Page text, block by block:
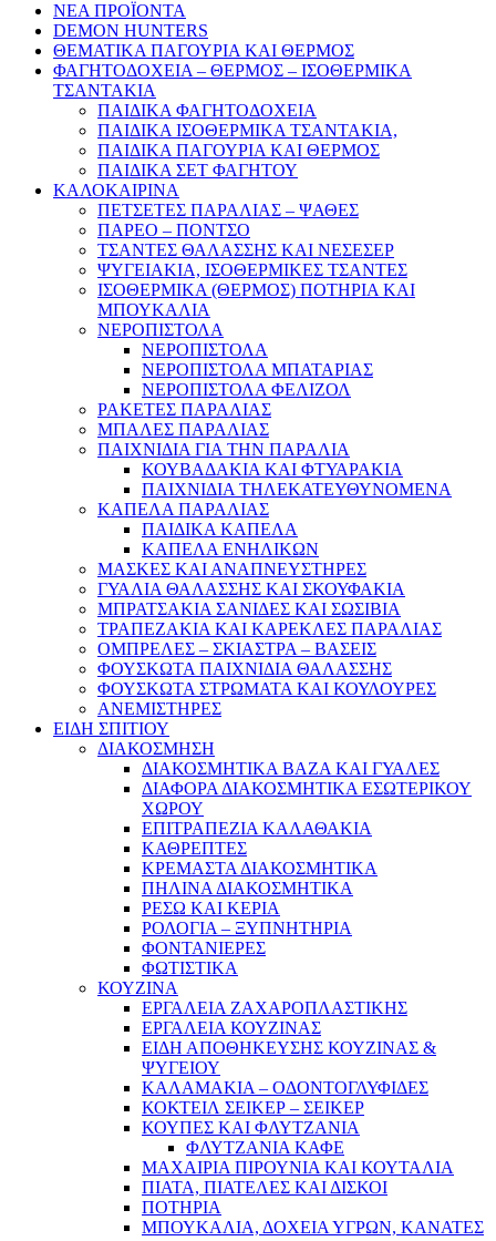
ΝΕΑ ΠΡΟΪΟΝΤΑ
DEMON HUNTERS
ΘΕΜΑΤΙΚΑ ΠΑΓΟΥΡΙΑ ΚΑΙ ΘΕΡΜΟΣ
ΦΑΓΗΤΟΔΟΧΕΙΑ – ΘΕΡΜΟΣ – ΙΣΟΘΕΡΜΙΚΑ
ΤΣΑΝΤΑΚΙΑ
ΠΑΙΔΙΚΑ ΦΑΓΗΤΟΔΟΧΕΙΑ
ΠΑΙΔΙΚΑ ΙΣΟΘΕΡΜΙΚΑ ΤΣΑΝΤΑΚΙΑ,
ΠΑΙΔΙΚΑ ΠΑΓΟΥΡΙΑ ΚΑΙ ΘΕΡΜΟΣ
ΠΑΙΔΙΚΑ ΣΕΤ ΦΑΓΗΤΟΥ
ΚΑΛΟΚΑΙΡΙΝΑ
ΠΕΤΣΕΤΕΣ ΠΑΡΑΛΙΑΣ – ΨΑΘΕΣ
ΠΑΡΕΟ – ΠΟΝΤΣΟ
ΤΣΑΝΤΕΣ ΘΑΛΑΣΣΗΣ ΚΑΙ ΝΕΣΕΣΕΡ
ΨΥΓΕΙΑΚΙΑ, ΙΣΟΘΕΡΜΙΚΕΣ ΤΣΑΝΤΕΣ
ΙΣΟΘΕΡΜΙΚΑ (ΘΕΡΜΟΣ) ΠΟΤΗΡΙΑ ΚΑΙ
ΜΠΟΥΚΑΛΙΑ
ΝΕΡΟΠΙΣΤΟΛΑ
ΝΕΡΟΠΙΣΤΟΛΑ
ΝΕΡΟΠΙΣΤΟΛΑ ΜΠΑΤΑΡΙΑΣ
ΝΕΡΟΠΙΣΤΟΛΑ ΦΕΛΙΖΟΛ
ΡΑΚΕΤΕΣ ΠΑΡΑΛΙΑΣ
ΜΠΑΛΕΣ ΠΑΡΑΛΙΑΣ
ΠΑΙΧΝΙΔΙΑ ΓΙΑ ΤΗΝ ΠΑΡΑΛΙΑ
ΚΟΥΒΑΔΑΚΙΑ ΚΑΙ ΦΤΥΑΡΑΚΙΑ
ΠΑΙΧΝΙΔΙΑ ΤΗΛΕΚΑΤΕΥΘΥΝΟΜΕΝΑ
ΚΑΠΕΛΑ ΠΑΡΑΛΙΑΣ
ΠΑΙΔΙΚΑ ΚΑΠΕΛΑ
ΚΑΠΕΛΑ ΕΝΗΛΙΚΩΝ
ΜΑΣΚΕΣ ΚΑΙ ΑΝΑΠΝΕΥΣΤΗΡΕΣ
ΓΥΑΛΙΑ ΘΑΛΑΣΣΗΣ ΚΑΙ ΣΚΟΥΦΑΚΙΑ
ΜΠΡΑΤΣΑΚΙΑ ΣΑΝΙΔΕΣ ΚΑΙ ΣΩΣΙΒΙΑ
ΤΡΑΠΕΖΑΚΙΑ ΚΑΙ ΚΑΡΕΚΛΕΣ ΠΑΡΑΛΙΑΣ
ΟΜΠΡΕΛΕΣ – ΣΚΙΑΣΤΡΑ – ΒΑΣΕΙΣ
ΦΟΥΣΚΩΤΑ ΠΑΙΧΝΙΔΙΑ ΘΑΛΑΣΣΗΣ
ΦΟΥΣΚΩΤΑ ΣΤΡΩΜΑΤΑ ΚΑΙ ΚΟΥΛΟΥΡΕΣ
ΑΝΕΜΙΣΤΗΡΕΣ
ΕΙΔΗ ΣΠΙΤΙΟΥ
ΔΙΑΚΟΣΜΗΣΗ
ΔΙΑΚΟΣΜΗΤΙΚΑ ΒΑΖΑ ΚΑΙ ΓΥΑΛΕΣ
ΔΙΑΦΟΡΑ ΔΙΑΚΟΣΜΗΤΙΚΑ ΕΣΩΤΕΡΙΚΟΥ
ΧΩΡΟΥ
ΕΠΙΤΡΑΠΕΖΙΑ ΚΑΛΑΘΑΚΙΑ
ΚΑΘΡΕΠΤΕΣ
ΚΡΕΜΑΣΤΑ ΔΙΑΚΟΣΜΗΤΙΚΑ
ΠΗΛΙΝΑ ΔΙΑΚΟΣΜΗΤΙΚΑ
ΡΕΣΩ ΚΑΙ ΚΕΡΙΑ
ΡΟΛΟΓΙΑ – ΞΥΠΝΗΤΗΡΙΑ
ΦΟΝΤΑΝΙΕΡΕΣ
ΦΩΤΙΣΤΙΚΑ
ΚΟΥΖΙΝΑ
ΕΡΓΑΛΕΙΑ ΖΑΧΑΡΟΠΛΑΣΤΙΚΗΣ
ΕΡΓΑΛΕΙΑ ΚΟΥΖΙΝΑΣ
ΕΙΔΗ ΑΠΟΘΗΚΕΥΣΗΣ ΚΟΥΖΙΝΑΣ &
ΨΥΓΕΙΟΥ
ΚΑΛΑΜΑΚΙΑ – ΟΔΟΝΤΟΓΛΥΦΙΔΕΣ
ΚΟΚΤΕΙΛ ΣΕΙΚΕΡ – ΣΕΙΚΕΡ
ΚΟΥΠΕΣ ΚΑΙ ΦΛΥΤΖΑΝΙΑ
ΦΛΥΤΖΑΝΙΑ ΚΑΦΕ
ΜΑΧΑΙΡΙΑ ΠΙΡΟΥΝΙΑ ΚΑΙ ΚΟΥΤΑΛΙΑ
ΠΙΑΤΑ, ΠΙΑΤΕΛΕΣ ΚΑΙ ΔΙΣΚΟΙ
ΠΟΤΗΡΙΑ
ΜΠΟΥΚΑΛΙΑ, ΔΟΧΕΙΑ ΥΓΡΩΝ, ΚΑΝΑΤΕΣ